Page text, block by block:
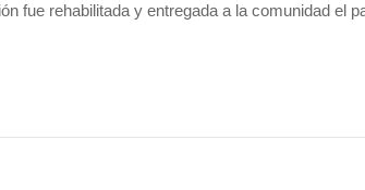
fue rehabilitada y entregada a la comunidad el